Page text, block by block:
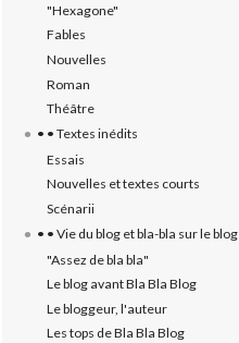
"Hexagone"
Fables
Nouvelles
Roman
Théâtre
• • Textes inédits
Essais
Nouvelles et textes courts
Scénarii
• • Vie du blog et bla-bla sur le blog
"Assez de bla bla"
Le blog avant Bla Bla Blog
Le bloggeur, l'auteur
Les tops de Bla Bla Blog